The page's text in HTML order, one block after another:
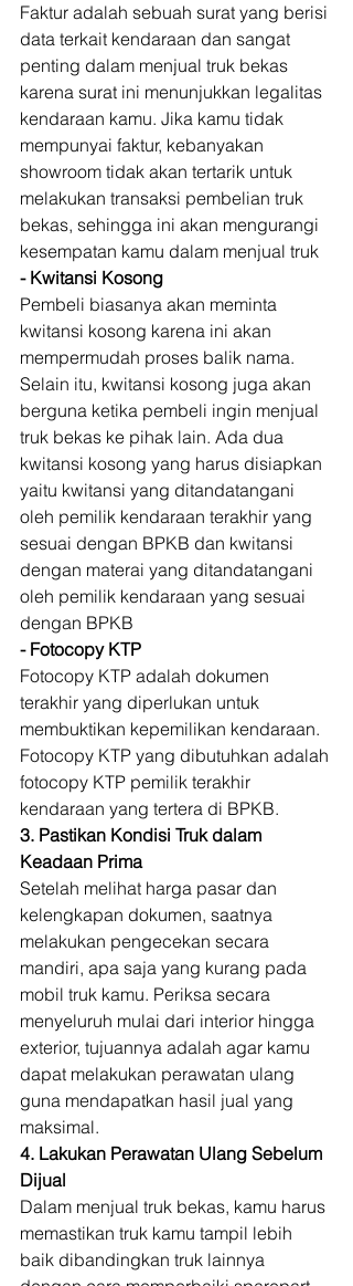
Faktur adalah sebuah surat yang berisi
data terkait kendaraan dan sangat
penting dalam menjual truk bekas
karena surat ini menunjukkan legalitas
kendaraan kamu. Jika kamu tidak
mempunyai faktur, kebanyakan
showroom tidak akan tertarik untuk
melakukan transaksi pembelian truk
bekas, sehingga ini akan mengurangi
kesempatan kamu dalam menjual truk
- Kwitansi Kosong
Pembeli biasanya akan meminta
kwitansi kosong karena ini akan
mempermudah proses balik nama.
Selain itu, kwitansi kosong juga akan
berguna ketika pembeli ingin menjual
truk bekas ke pihak lain. Ada dua
kwitansi kosong yang harus disiapkan
yaitu kwitansi yang ditandatangani
oleh pemilik kendaraan terakhir yang
sesuai dengan BPKB dan kwitansi
dengan materai yang ditandatangani
oleh pemilik kendaraan yang sesuai
dengan BPKB
- Fotocopy KTP
Fotocopy KTP adalah dokumen
terakhir yang diperlukan untuk
membuktikan kepemilikan kendaraan.
Fotocopy KTP yang dibutuhkan adalah
fotocopy KTP pemilik terakhir
kendaraan yang tertera di BPKB.
3. Pastikan Kondisi Truk dalam
Keadaan Prima
Setelah melihat harga pasar dan
kelengkapan dokumen, saatnya
melakukan pengecekan secara
mandiri, apa saja yang kurang pada
mobil truk kamu. Periksa secara
menyeluruh mulai dari interior hingga
exterior, tujuannya adalah agar kamu
dapat melakukan perawatan ulang
guna mendapatkan hasil jual yang
maksimal.
4. Lakukan Perawatan Ulang Sebelum
Dijual
Dalam menjual truk bekas, kamu harus
memastikan truk kamu tampil lebih
baik dibandingkan truk lainnya